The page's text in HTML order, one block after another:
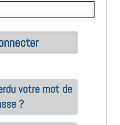
votre mot de
?